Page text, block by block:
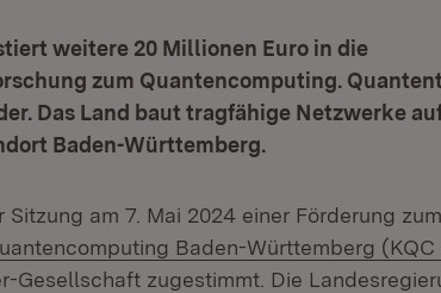
weitere 20 Millionen Euro in die
zum Quantencomputing.
Das Land baut tragfähige Netzwerke
Baden-Württemberg.
am 7. Mai 2024 einer Förderung
Baden-Württemberg (KQC
Gesellschaft zugestimmt. Die